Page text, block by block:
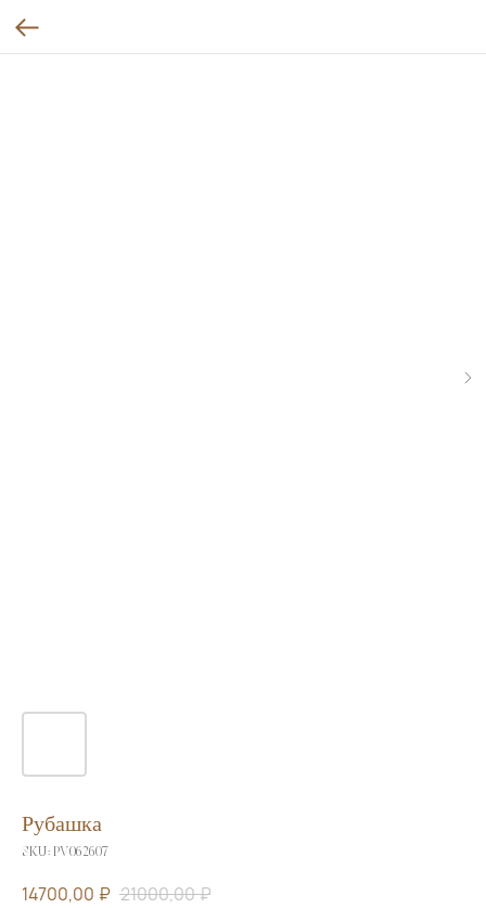
Рубашка
SKU: PV062607
14700,00 ₽ 21000,00₽